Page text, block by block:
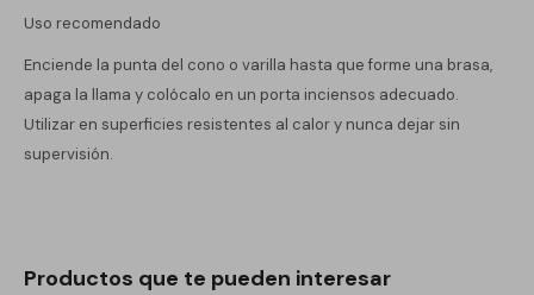
Uso recomendado
Enciende la punta del cono o varilla hasta que forme una brasa,
apaga la llama y colócalo en un porta inciensos adecuado.
Utilizar en superficies resistentes al calor y nunca dejar sin
supervisión.
Productos que te pueden interesar